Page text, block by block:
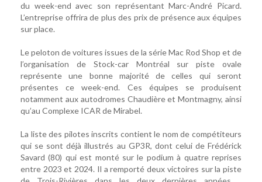
du week-end avec son représentant Marc-André Picard.
L’entreprise offrira de plus des prix de présence aux équipes
sur place.
Le peloton de voitures issues de la série Mac Rod Shop et de
l’organisation de Stock-car Montréal sur piste ovale
représente une bonne majorité de celles qui seront
présentes ce week-end. Ces équipes se produisent
notamment aux autodromes Chaudière et Montmagny, ainsi
qu’au Complexe ICAR de Mirabel.
La liste des pilotes inscrits contient le nom de compétiteurs
qui se sont déjà illustrés au GP3R, dont celui de Frédérick
Savard (80) qui est monté sur le podium à quatre reprises
entre 2023 et 2024. Il a remporté deux victoires sur la piste